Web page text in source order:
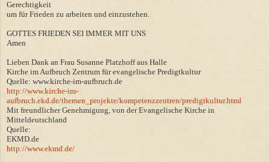
Gerechtigkeit
um für Frieden zu arbeiten und einzustehen.
GOTTES FRIEDEN SEI IMMER MIT UNS
Amen
Lieben Dank an Frau Susanne Platzhoff aus Halle
Kirche im Aufbruch Zentrum für evangelische Predigtkultur
Quelle: www.kirche-im-aufbruch.de
http://www.kirche-im-
aufbruch.ekd.de/themen_projekte/kompetenzzentren/predigtkultur.html
Mit freundlicher Genehmigung, von der Evangelische Kirche in
Mitteldeutschland
Quelle:
EKMD.de
http://www.ekmd.de/